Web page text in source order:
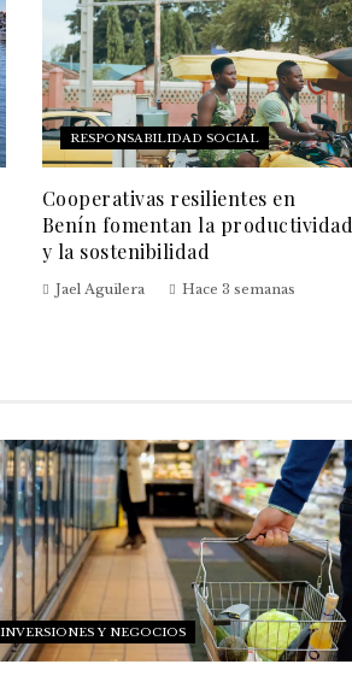
RESPONSABILIDAD SOCIAL
Cooperativas resilientes en
Benín fomentan la productividad
y la sostenibilidad
Jael Aguilera Hace 3 semanas
INVERSIONES Y NEGOCIOS